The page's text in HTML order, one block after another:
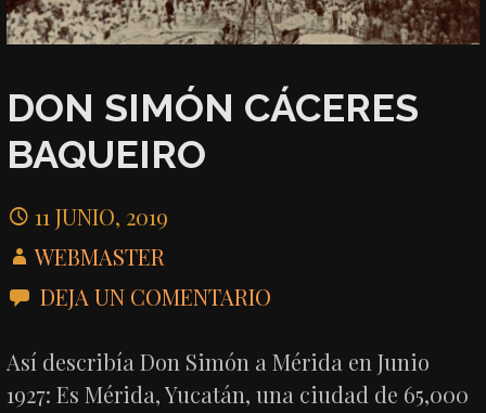
DON SIMÓN CÁCERES
BAQUEIRO
11 JUNIO, 2019
WEBMASTER
DEJA UN COMENTARIO
Así describía Don Simón a Mérida en Junio
1927: Es Mérida, Yucatán, una ciudad de 65,000